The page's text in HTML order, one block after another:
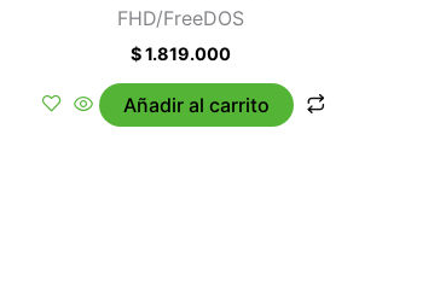
FHD/FreeDOS
$1.819.000
Añadir al carrito